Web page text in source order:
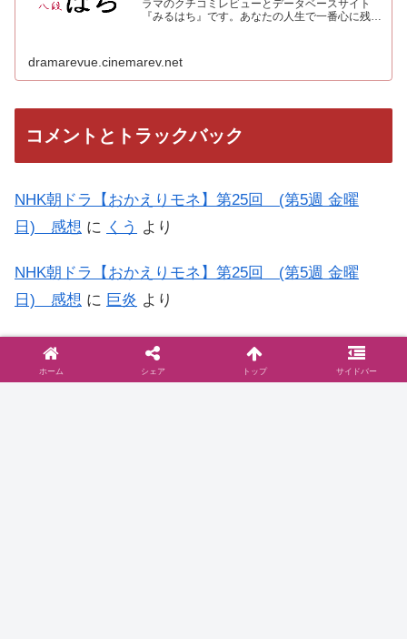
ラマのクチコミレビューとデータベースサイト
『みるはち』です。あなたの人生で一番心に残っ
dramarevue.cinemarev.net
コメントとトラックバック
NHK朝ドラ【おかえりモネ】第25回 (第5週 金曜
日) 感想 に くう より
NHK朝ドラ【おかえりモネ】第25回 (第5週 金曜
日) 感想 に 巨炎 より
NHK朝ドラ【おかえりモネ】第15回 (第3週 金曜
日) 感想
もう…何がなんだか日記
ホーム シェア トップ サイドバー